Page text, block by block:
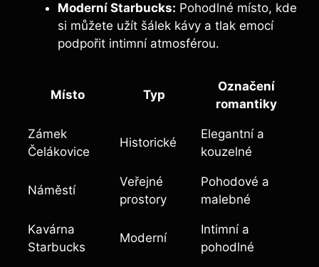
Moderní Starbucks: Pohodlné místo, kde
si můžete užít šálek kávy a tlak emocí
podpořit intimní atmosférou.
Místo Typ
Označení
romantiky
Zámek
Čelákovice
Historické
Elegantní a
kouzelné
Náměstí
Veřejné
prostory
Pohodové a
malebné
Kavárna
Starbucks
Moderní
Intimní a
pohodlné